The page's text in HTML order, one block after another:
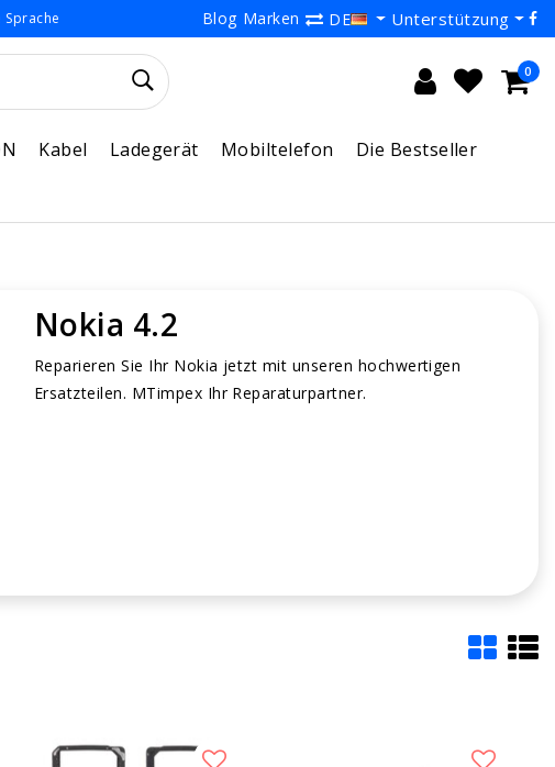
Blog Marken DE Unterstützung
0
Kabel Ladegerät Mobiltelefon
Die Bestseller
Nokia 4.2
Reparieren Sie Ihr Nokia jetzt mit unseren hochwertigen
Ersatzteilen. MTimpex Ihr Reparaturpartner.